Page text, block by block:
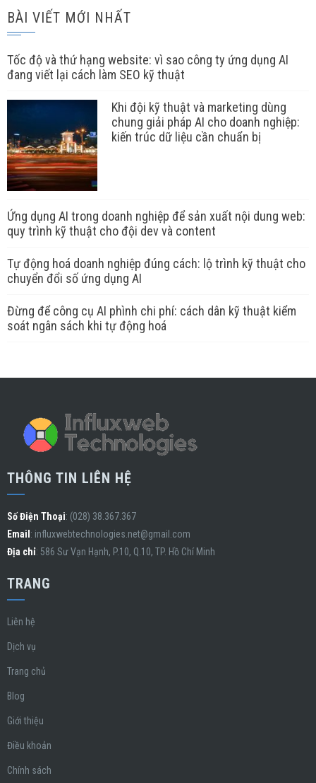
BÀI VIẾT MỚI NHẤT
Tốc độ và thứ hạng website: vì sao công ty ứng dụng AI
đang viết lại cách làm SEO kỹ thuật
Khi đội kỹ thuật và marketing dùng
chung giải pháp AI cho doanh nghiệp:
kiến trúc dữ liệu cần chuẩn bị
Ứng dụng AI trong doanh nghiệp để sản xuất nội dung web:
quy trình kỹ thuật cho đội dev và content
Tự động hoá doanh nghiệp đúng cách: lộ trình kỹ thuật cho
chuyển đổi số ứng dụng AI
Đừng để công cụ AI phình chi phí: cách dân kỹ thuật kiểm
soát ngân sách khi tự động hoá
THÔNG TIN LIÊN HỆ
Số Điện Thoại: (028) 38.367.367
Email : influxwebtechnologies.net@gmail.com
Địa chỉ: 586 Sư Vạn Hạnh, P.10, Q.10, TP. Hồ Chí Minh
TRANG
Liên hệ
Dịch vụ
Trang chủ
Blog
Giới thiệu
Điều khoản
Chính sách